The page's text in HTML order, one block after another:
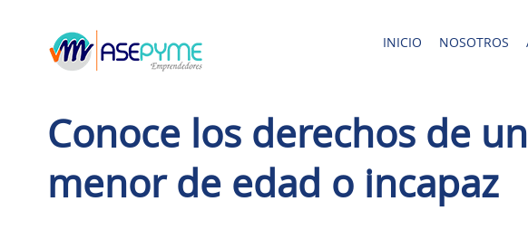
contenido
INICIO NOSOTROS
Conoce los derechos de
menor de edad o incapaz